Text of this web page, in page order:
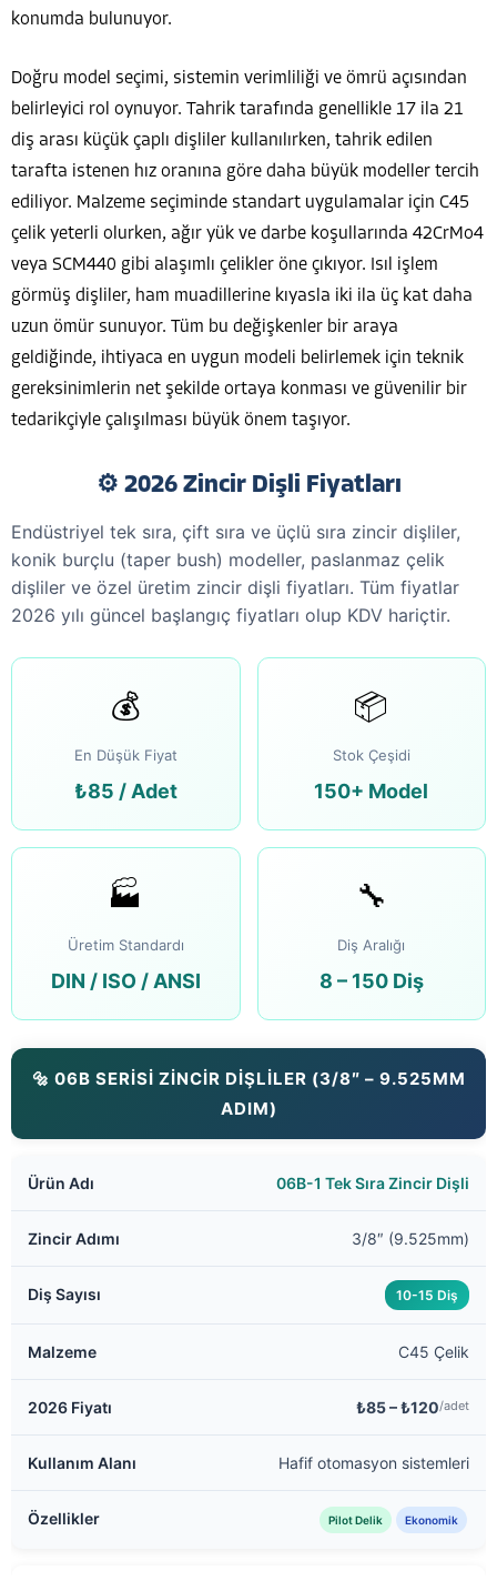
konumda bulunuyor.
Doğru model seçimi, sistemin verimliliği ve ömrü açısından
belirleyici rol oynuyor. Tahrik tarafında genellikle 17 ila 21
diş arası küçük çaplı dişliler kullanılırken, tahrik edilen
tarafta istenen hız oranına göre daha büyük modeller tercih
ediliyor. Malzeme seçiminde standart uygulamalar için C45
çelik yeterli olurken, ağır yük ve darbe koşullarında 42CrMo4
veya SCM440 gibi alaşımlı çelikler öne çıkıyor. Isıl işlem
görmüş dişliler, ham muadillerine kıyasla iki ila üç kat daha
uzun ömür sunuyor. Tüm bu değişkenler bir araya
geldiğinde, ihtiyaca en uygun modeli belirlemek için teknik
gereksinimlerin net şekilde ortaya konması ve güvenilir bir
tedarikçiyle çalışılması büyük önem taşıyor.
⚙️ 2026 Zincir Dişli Fiyatları
Endüstriyel tek sıra, çift sıra ve üçlü sıra zincir dişliler,
konik burçlu (taper bush) modeller, paslanmaz çelik
dişliler ve özel üretim zincir dişli fiyatları. Tüm fiyatlar
2026 yılı güncel başlangıç fiyatları olup KDV hariçtir.
💰
En Düşük Fiyat
₺85 / Adet
📦
Stok Çeşidi
150+ Model
🏭
Üretim Standardı
DIN / ISO / ANSI
🔧
Diş Aralığı
8 – 150 Diş
🔩 06B SERİSİ ZİNCİR DİŞLİLER (3/8″ – 9.525MM
ADIM)
06B-1 Tek Sıra Zincir Dişli
3/8″ (9.525mm)
10-15 Diş
C45 Çelik
₺85 – ₺120/adet
Hafif otomasyon sistemleri
Pilot Delik Ekonomik